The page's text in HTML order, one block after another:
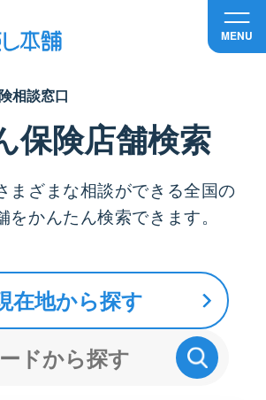
MENU
相談窓口
保険店舗検索
まざまな相談ができる全国の
かんたん検索できます。
在地から探す